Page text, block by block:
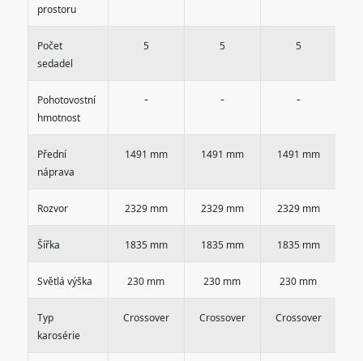
prostoru
Počet
sedadel
5 5 5
Pohotovostní
hmotnost
- - -
Přední
náprava
1491 mm 1491 mm 1491 mm
Rozvor 2329 mm 2329 mm 2329 mm
Šířka 1835 mm 1835 mm 1835 mm
Světlá výška 230 mm 230 mm 230 mm
Typ
karosérie
Crossover Crossover Crossover